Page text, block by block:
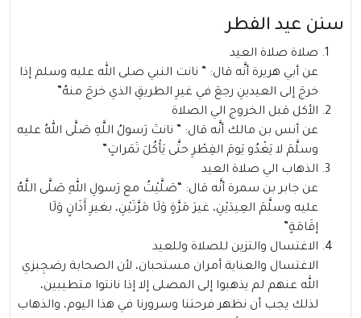
سنن عيد الفطر
صلاة صلاة العيد
عن أبي هريرة أنَّه قال: ” نانت النبي صلى الله عليه وسلم إذا
خرجَ إلى العيدينِ رجعَ في غيرِ الطريقِ الذي خرجَ منهُ”
الأكل قبل الخروج الي الصلاة
عن أنس بن مالك أنَّه قال: ” نانتَ رَسولُ اللَّهِ صَلَّى اللهُ عليه
وسلَّمَ لا يَغْدُو يَومَ الفِطْرِ حتَّى يَأْكُلَ تَمَراتٍ”
الذهاب الي صلاة العيد
عن جابر بن سمرة أنَّه قال: “صَلَّيْتُ مع رَسولِ اللهِ صَلَّى اللَّهُ
عليه وسلَّمَ العِيدَيْنِ، غيرَ مَرَّةٍ وَلَا مَرَّتَيْنِ، بغيرِ أَذَانٍ وَلَا
إقَامَةٍ”
الاغتسال والتزين للصلاة وللعيد
الاغتسال والعناية أمران مستحبان، لأن الصحابة رضجِبزي
الله عنهم لم يذهبوا إلى المصلى إلا إذا نانتوا متطيبين،
لذلك يجب أن نظهر فرحتنا وسرورنا في هذا اليوم، والذهاب